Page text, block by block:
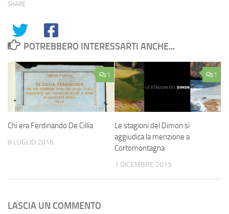
SHARE
POTREBBERO INTERESSARTI ANCHE...
1
Chi era Ferdinando De Cillia
8 LUGLIO 2016
1
Le stagioni del Dimon si
aggiudica la menzione a
Cortomontagna
1 DICEMBRE 2019
LASCIA UN COMMENTO